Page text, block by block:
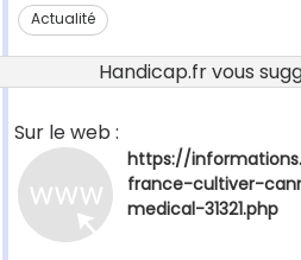
Actualité
Handicap.fr vous
Sur le web :
https://
france-cultiver-
medical-31321.php